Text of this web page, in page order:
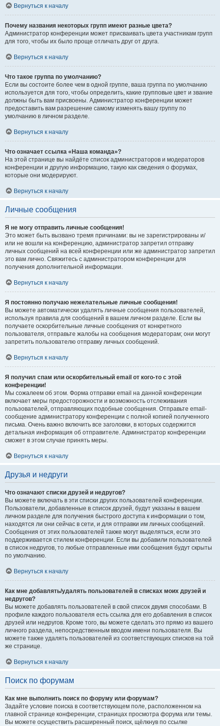
Вернуться к началу
Почему названия некоторых групп имеют разные цвета?
Администратор конференции может присваивать цвета участникам групп
для того, чтобы их было проще отличать друг от друга.
Вернуться к началу
Что такое группа по умолчанию?
Если вы состоите более чем в одной группе, ваша группа по умолчанию
используется для того, чтобы определить, какие групповые цвет и звание
должны быть вам присвоены. Администратор конференции может
предоставить вам разрешение самому изменять вашу группу по
умолчанию в личном разделе.
Вернуться к началу
Что означает ссылка «Наша команда»?
На этой странице вы найдёте список администраторов и модераторов
конференции и другую информацию, такую как сведения о форумах,
которые они модерируют.
Вернуться к началу
Личные сообщения
Я не могу отправить личные сообщения!
Это может быть вызвано тремя причинами: вы не зарегистрированы и/
или не вошли на конференцию, администратор запретил отправку
личных сообщений на всей конференции или же администратор запретил
это вам лично. Свяжитесь с администратором конференции для
получения дополнительной информации.
Вернуться к началу
Я постоянно получаю нежелательные личные сообщения!
Вы можете автоматически удалять личные сообщения пользователей,
используя правила для сообщений в вашем личном разделе. Если вы
получаете оскорбительные личные сообщения от конкретного
пользователя, отправьте жалобы на сообщения модераторам; они могут
запретить пользователю отправку личных сообщений.
Вернуться к началу
Я получил спам или оскорбительный email от кого-то с этой
конференции!
Мы сожалеем об этом. Форма отправки email на данной конференции
включает меры предосторожности и возможность отслеживания
пользователей, отправляющих подобные сообщения. Отправьте email-
сообщение администратору конференции с полной копией полученного
письма. Очень важно включить все заголовки, в которых содержится
детальная информация об отправителе. Администратор конференции
сможет в этом случае принять меры.
Вернуться к началу
Друзья и недруги
Что означают списки друзей и недругов?
Вы можете включать в эти списки других пользователей конференции.
Пользователи, добавленные в список друзей, будут указаны в вашем
личном разделе для получения быстрого доступа к информации о том,
находятся ли они сейчас в сети, и для отправки им личных сообщений.
Сообщения от этих пользователей также могут выделяться, если это
поддерживается стилем конференции. Если вы добавили пользователей
в список недругов, то любые отправленные ими сообщения будут скрыты
по умолчанию.
Вернуться к началу
Как мне добавлять/удалять пользователей в списках моих друзей и
недругов?
Вы можете добавлять пользователей в свой список двумя способами. В
профиле каждого пользователя есть ссылка для его добавления в список
друзей или недругов. Кроме того, вы можете сделать это прямо из вашего
личного раздела, непосредственным вводом имени пользователя. Вы
можете также удалять пользователей из соответствующих списков на той
же странице.
Вернуться к началу
Поиск по форумам
Как мне выполнить поиск по форуму или форумам?
Задайте условие поиска в соответствующем поле, расположенном на
главной странице конференции, страницах просмотра форума или темы.
Вы можете осуществить расширенный поиск, щёлкнув по ссылке